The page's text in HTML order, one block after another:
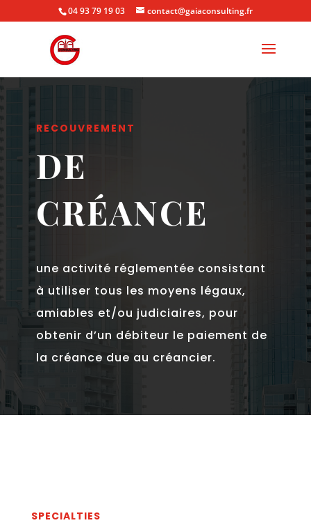
04 93 79 19 03 contact@gaiaconsulting.fr
RECOUVREMENT
DE
CRÉANCE
une activité réglementée consistant
à utiliser tous les moyens légaux,
amiables et/ou judiciaires, pour
obtenir d’un débiteur le paiement de
la créance due au créancier.
SPECIALTIES